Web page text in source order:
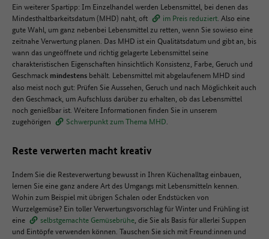
Ein weiterer Spartipp: Im Einzelhandel werden Lebensmittel, bei denen das
Mindesthaltbarkeitsdatum (MHD) naht, oft
im Preis reduziert. Also eine
gute Wahl, um ganz nebenbei Lebensmittel zu retten, wenn Sie sowieso eine
zeitnahe Verwertung planen. Das MHD ist ein Qualitätsdatum und gibt an, bis
wann das ungeöffnete und richtig gelagerte Lebensmittel seine
charakteristischen Eigenschaften hinsichtlich Konsistenz, Farbe, Geruch und
Geschmack mindestens behält. Lebensmittel mit abgelaufenem MHD sind
also meist noch gut: Prüfen Sie Aussehen, Geruch und nach Möglichkeit auch
den Geschmack, um Aufschluss darüber zu erhalten, ob das Lebensmittel
noch genießbar ist. Weitere Informationen finden Sie in unserem
zugehörigen
Schwerpunkt zum Thema MHD.
Reste verwerten macht kreativ
Indem Sie die Resteverwertung bewusst in Ihren Küchenalltag einbauen,
lernen Sie eine ganz andere Art des Umgangs mit Lebensmitteln kennen.
Wohin zum Beispiel mit übrigen Schalen oder Endstücken von
Wurzelgemüse? Ein toller Verwertungsvorschlag für Winter und Frühling ist
eine
selbstgemachte Gemüsebrühe, die Sie als Basis für allerlei Suppen
und Eintöpfe verwenden können. Tauschen Sie sich mit Freund:innen und